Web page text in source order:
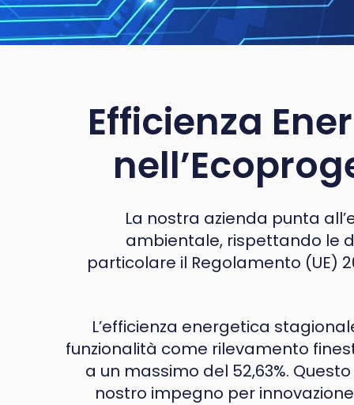
Efficienza
La nostra azienda punta
ambientale, rispettando le
particolare il Regolamento (UE)
L’efficienza energetica
funzionalità come rilevamento
a un massimo del 52,63%.
nostro impegno per